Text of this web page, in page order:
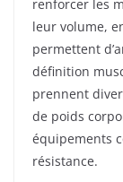
renforcer les
leur volume,
permettent
définition
prennent
de poids
équipements
résistance.